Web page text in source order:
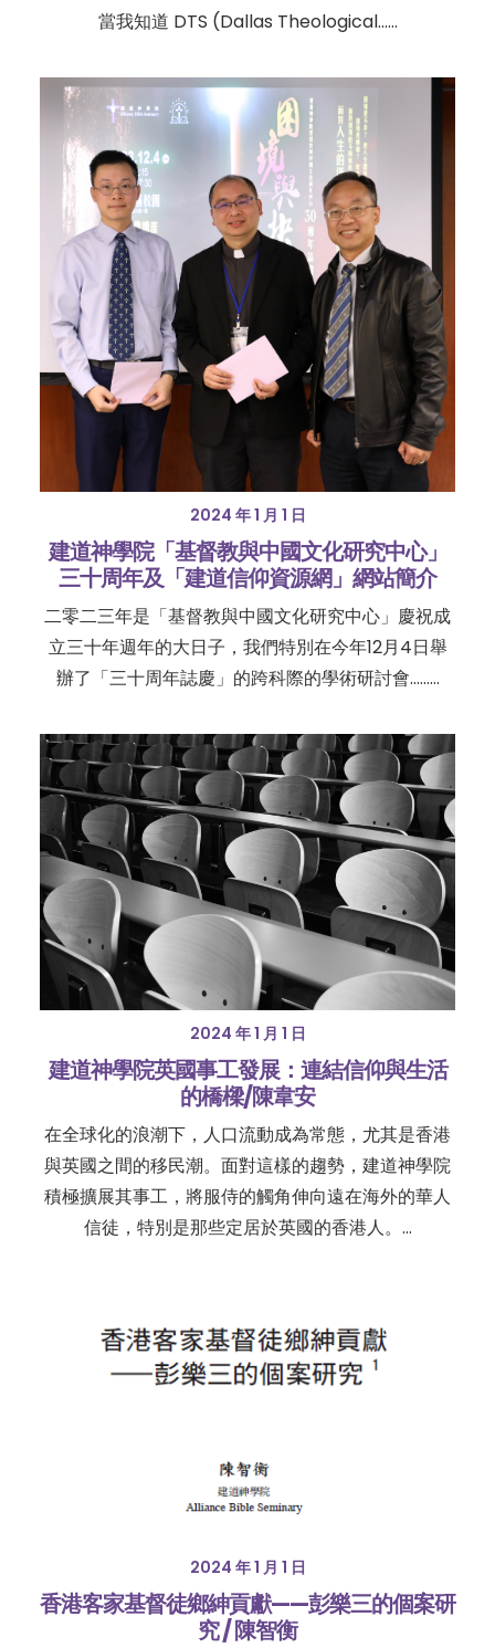
當我知道 DTS (Dallas Theological……
2024 年 1 月 1 日
建道神學院「基督教與中國文化研究中心」
三十周年及「建道信仰資源網」網站簡介
二零二三年是「基督教與中國文化研究中心」慶祝成
立三十年週年的大日子，我們特別在今年12月4日舉
辦了「三十周年誌慶」的跨科際的學術研討會......…
2024 年 1 月 1 日
建道神學院英國事工發展：連結信仰與生活
的橋樑/陳韋安
在全球化的浪潮下，人口流動成為常態，尤其是香港
與英國之間的移民潮。面對這樣的趨勢，建道神學院
積極擴展其事工，將服侍的觸角伸向遠在海外的華人
信徒，特別是那些定居於英國的香港人。…
2024 年 1 月 1 日
香港客家基督徒鄉紳貢獻——彭樂三的個案研
究 / 陳智衡